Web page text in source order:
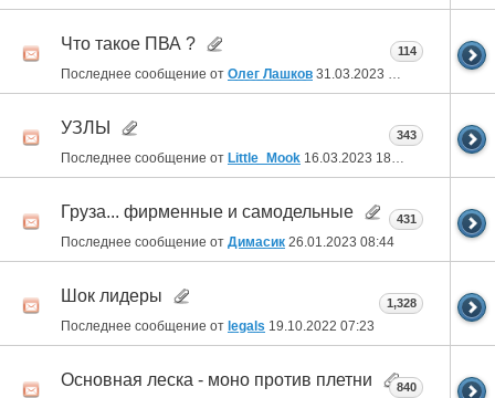
Что такое ПВА ?
Последнее сообщение от Олег Лашков 31.03.2023 17:29
114
УЗЛЫ
Последнее сообщение от Little_Mook 16.03.2023 18:49
343
Груза... фирменные и самодельные
Последнее сообщение от Димасик 26.01.2023 08:44
431
Шок лидеры
Последнее сообщение от legals 19.10.2022 07:23
1,328
Основная леска - моно против плетни 840